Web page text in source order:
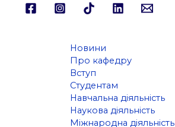
Новини
Про кафедру
Вступ
Студентам
Навчальна діяльність
Наукова діяльність
Міжнародна діяльність